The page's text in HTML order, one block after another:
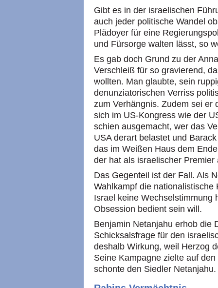
Gibt es in der israelischen
auch jeder politische Wandel
Plädoyer für eine
und Fürsorge walten lässt, so
Es gab doch Grund zu der
Verschleiß für so gravierend,
wollten. Man glaubte, sein
denunziatorischen Verriss
zum Verhängnis. Zudem sei er
sich im US-Kongress wie der
schien ausgemacht, wer das
USA derart belastet und
das im Weißen Haus dem
der hat als israelischer Premier
Das Gegenteil ist der Fall. Als
Wahlkampf die
Israel keine Wechselstimmung
Obsession bedient sein will.
Benjamin Netanjahu erhob die
Schicksalsfrage für den
deshalb Wirkung, weil Herzog
Seine Kampagne zielte auf
schonte den Siedler Netanjahu.